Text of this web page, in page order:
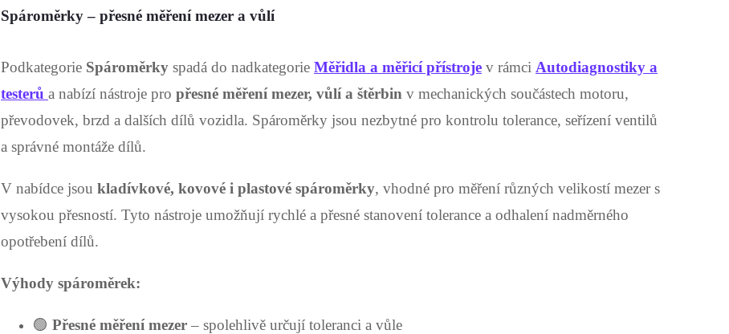
l
á
d
a
c
í
p
r
v
Spároměrky – přesné měření mezer a vůlí
Podkategorie Spároměrky spadá do nadkategorie Měřidla a měřicí přístroje v rámci Autodiagnostiky a
testerů a nabízí nástroje pro přesné měření mezer, vůlí a štěrbin v mechanických součástech motoru,
převodovek, brzd a dalších dílů vozidla. Spároměrky jsou nezbytné pro kontrolu tolerance, seřízení ventilů
a správné montáže dílů.
V nabídce jsou kladívkové, kovové i plastové spároměrky, vhodné pro měření různých velikostí mezer s
vysokou přesností. Tyto nástroje umožňují rychlé a přesné stanovení tolerance a odhalení nadměrného
opotřebení dílů.
Výhody spároměrek:
🟢 Přesné měření mezer – spolehlivě určují toleranci a vůle